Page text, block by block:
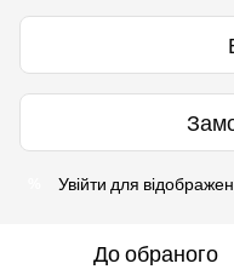
Увійти для
До обраного